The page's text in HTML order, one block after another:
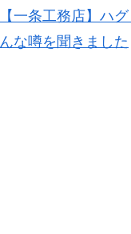
【一条工務店】ハ
んな噂を聞きました